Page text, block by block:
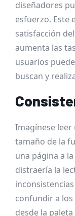
diseñadores
esfuerzo. Este
satisfacción
aumenta las
usuarios
buscan y
Imagínese leer
tamaño de la
una página a
distraería la
confundir a los
desde la